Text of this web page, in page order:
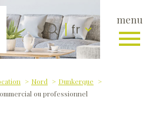
menu
Langue
fr
0 Langue
fr
Nord
Dunkerque
ou professionnel